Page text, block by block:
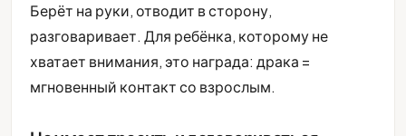
Берёт на руки, отводит в сторону,
разговаривает. Для ребёнка, которому не
хватает внимания, это награда: драка =
мгновенный контакт со взрослым.